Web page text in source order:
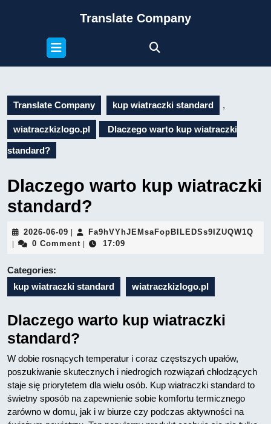
Translate Company
Open
Button
Translate Company kup wiatraczki standard ,
wiatraczkizlogo.pl Dlaczego warto kup wiatraczki
standard?
Dlaczego warto kup wiatraczki
standard?
2026-06-09 2026-
06-
Fa9hVYhJEMsaFopBILEDSs9IZUQW1Q
0 Comment 17:09
Categories:
kup wiatraczki standard
wiatraczkizlogo.pl
Dlaczego warto kup wiatraczki
standard?
W dobie rosnących temperatur i coraz częstszych upałów,
poszukiwanie skutecznych i niedrogich rozwiązań chłodzących
staje się priorytetem dla wielu osób. Kup wiatraczki standard to
świetny sposób na zapewnienie sobie komfortu termicznego
zarówno w domu, jak i w biurze czy podczas aktywności na